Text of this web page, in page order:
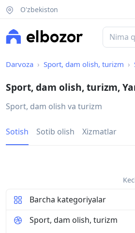
O'zbekiston
Darvoza Sport, dam olish, turizm
Sport, dam olish, turizm,
Sport, dam olish va turizm
Sotish Sotib olish Xizmatlar
Barcha kategoriyalar
Sport, dam olish, turizm